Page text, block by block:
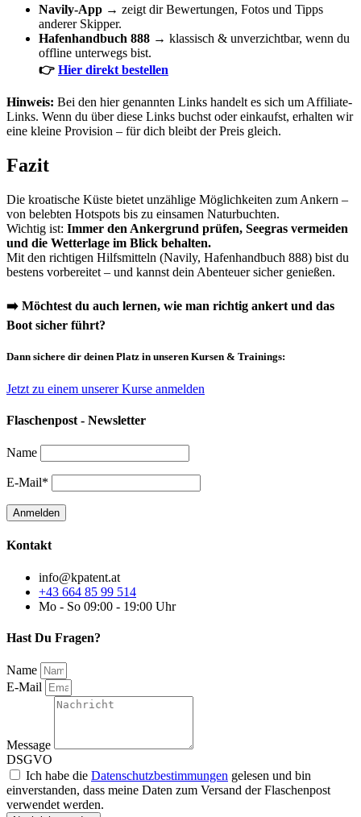
Navily-App → zeigt dir Bewertungen, Fotos und Tipps
anderer Skipper.
Hafenhandbuch 888 → klassisch & unverzichtbar, wenn du
offline unterwegs bist.
👉 Hier direkt bestellen
Hinweis: Bei den hier genannten Links handelt es sich um Affiliate-
Links. Wenn du über diese Links buchst oder einkaufst, erhalten wir
eine kleine Provision – für dich bleibt der Preis gleich.
Fazit
Die kroatische Küste bietet unzählige Möglichkeiten zum Ankern –
von belebten Hotspots bis zu einsamen Naturbuchten.
Wichtig ist: Immer den Ankergrund prüfen, Seegras vermeiden
und die Wetterlage im Blick behalten.
Mit den richtigen Hilfsmitteln (Navily, Hafenhandbuch 888) bist du
bestens vorbereitet – und kannst dein Abenteuer sicher genießen.
➡️ Möchtest du auch lernen, wie man richtig ankert und das
Boot sicher führt?
Dann sichere dir deinen Platz in unseren Kursen & Trainings:
Jetzt zu einem unserer Kurse anmelden
Flaschenpost - Newsletter
Name
E-Mail*
Kontakt
info@kpatent.at
+43 664 85 99 514
Mo - So 09:00 - 19:00 Uhr
Hast Du Fragen?
Name
E-Mail
Message
DSGVO
Ich habe die Datenschutzbestimmungen gelesen und bin
einverstanden, dass meine Daten zum Versand der Flaschenpost
verwendet werden.